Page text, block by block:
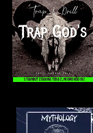
STIAHNUŤ ZDARMA TERAZ, PROMO KÓD 012